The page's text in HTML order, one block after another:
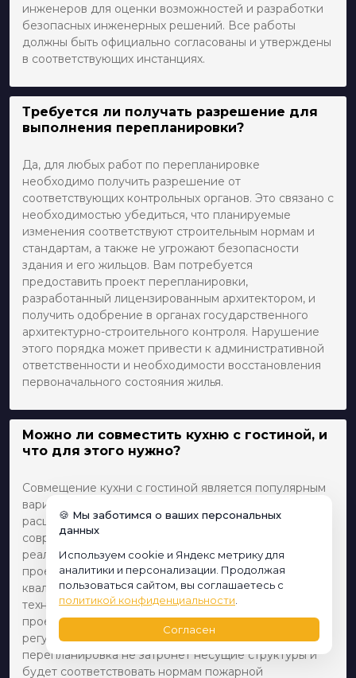
инженеров для оценки возможностей и разработки
безопасных инженерных решений. Все работы
должны быть официально согласованы и утверждены
в соответствующих инстанциях.
Требуется ли получать разрешение для
выполнения перепланировки?
Да, для любых работ по перепланировке
необходимо получить разрешение от
соответствующих контрольных органов. Это связано с
необходимостью убедиться, что планируемые
изменения соответствуют строительным нормам и
стандартам, а также не угрожают безопасности
здания и его жильцов. Вам потребуется
предоставить проект перепланировки,
разработанный лицензированным архитектором, и
получить одобрение в органах государственного
архитектурно-строительного контроля. Нарушение
этого порядка может привести к административной
ответственности и необходимости восстановления
первоначального состояния жилья.
Можно ли совместить кухню с гостиной, и
что для этого нужно?
Совмещение кухни с гостиной является популярным
вариантом перепланировки, который позволяет
расширить жизненное пространство и создать более
современную и функциональную среду. Для
реализации такой идеи вам нужно разработать
проект перепланировки с помощью
квалифицированного архитектора, который учтет все
технические и безопасные аспекты. После этого
проект должен быть согласован в местных
регулирующих органах. Важно убедиться, что
перепланировка не затронет несущие структуры и
будет соответствовать нормам пожарной
🍪 Мы заботимся о ваших персональных
данных
Используем cookie и Яндекс метрику для
аналитики и персонализации. Продолжая
пользоваться сайтом, вы соглашаетесь с
политикой конфиденциальности
Согласен